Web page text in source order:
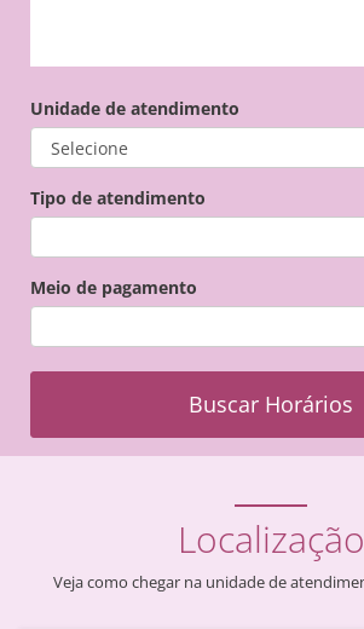
Unidade de atendimento
Tipo de atendimento
Meio de pagamento
Buscar Horários
Localização
Veja como chegar na unidade de